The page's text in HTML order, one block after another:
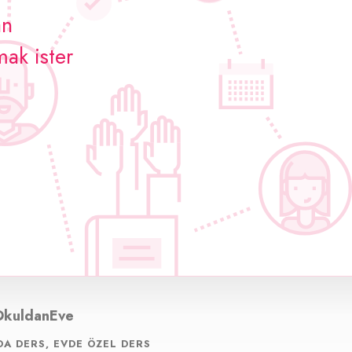
ister
DERS, EVDE ÖZEL DERS